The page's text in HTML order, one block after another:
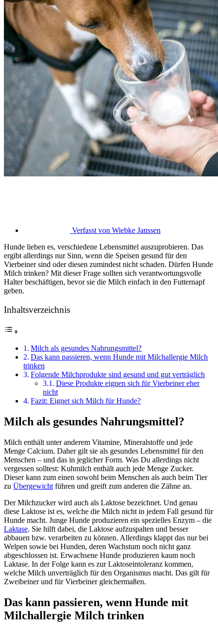
Verfasst von Wiebke Janssen
Hunde lieben es, verschiedene Lebensmittel auszuprobieren. Das
ergibt allerdings nur Sinn, wenn die Speisen gesund für den
Vierbeiner sind oder diesen zumindest nicht schaden. Dürfen Hunde
Milch trinken? Mit dieser Frage sollten sich verantwortungsvolle
Halter beschäftigen, bevor sie die Milch einfach in den Futternapf
geben.
Inhaltsverzeichnis
Milch als gesundes Nahrungsmittel?
Das kann passieren, wenn Hunde mit Milchallergie Milch
trinken
Folgende Milchprodukte sind gesund und gut verträglich
Diese Produkte eignen sich für Vierbeiner eher
nicht
Fazit: Eignet sich Milch für Hunde?
Milch als gesundes Nahrungsmittel?
Milch enthält unter anderem Vitamine, Mineralstoffe und jede
Menge Calcium. Daher gilt sie als gesundes Lebensmittel für den
Menschen – und das in jeglicher Form. Was Du allerdings nicht
vergessen solltest: Kuhmilch enthält auch jede Menge Zucker.
Dieser kann zum einen sowohl beim Menschen als auch beim Tier
zu Übergewicht führen und greift zum anderen die Zähne an.
Der Milchzucker wird auch als Laktose bezeichnet. Und genau
diese Laktose ist es, welche die Milch nicht in jedem Fall gesund für
Hunde macht. Junge Hunde produzieren ein spezielles Enzym – die
Laktase. Sie hilft dabei, die Laktose aufzuspalten und besser
abbauen bzw. verarbeiten zu können. Allerdings klappt das nur bei
Welpen sowie bei Hunden, deren Wachstum noch nicht ganz
abgeschlossen ist. Erwachsene Hunde produzieren kaum noch
Laktase. In der Folge kann es zur Laktoseintoleranz kommen,
welche Milch unverträglich für den Organismus macht. Das gilt für
Zweibeiner und für Vierbeiner gleichermaßen.
Das kann passieren, wenn Hunde mit
Milchallergie Milch trinken